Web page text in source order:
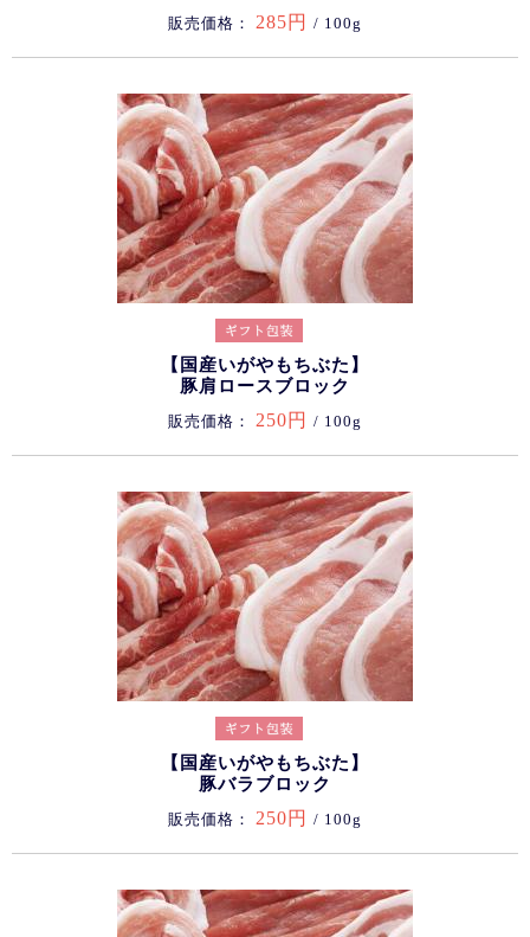
販売価格： 285円 / 100g
【国産いがやもちぶた】
豚肩ロースブロック
販売価格： 250円 / 100g
【国産いがやもちぶた】
豚バラブロック
販売価格： 250円 / 100g